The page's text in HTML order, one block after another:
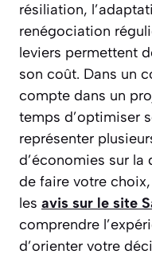
résiliation,
renégociation
leviers permettent
son coût. Dans un
compte dans un
temps d’optimiser
représenter
d’économies sur
de faire votre
les avis sur le site
comprendre
d’orienter votre